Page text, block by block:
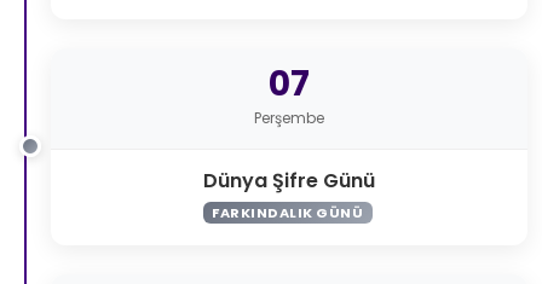
07
Perşembe
Dünya Şifre Günü
FARKINDALIK GÜNÜ